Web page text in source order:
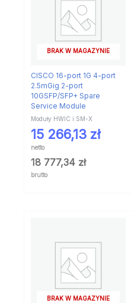
BRAK W MAGAZYNIE
CISCO 16-port 1G 4-port
2.5mGig 2-port
10GSFP/SFP+ Spare
Service Module
Moduły HWIC i SM-X
15 266,13 zł
netto
18 777,34 zł
brutto
BRAK W MAGAZYNIE